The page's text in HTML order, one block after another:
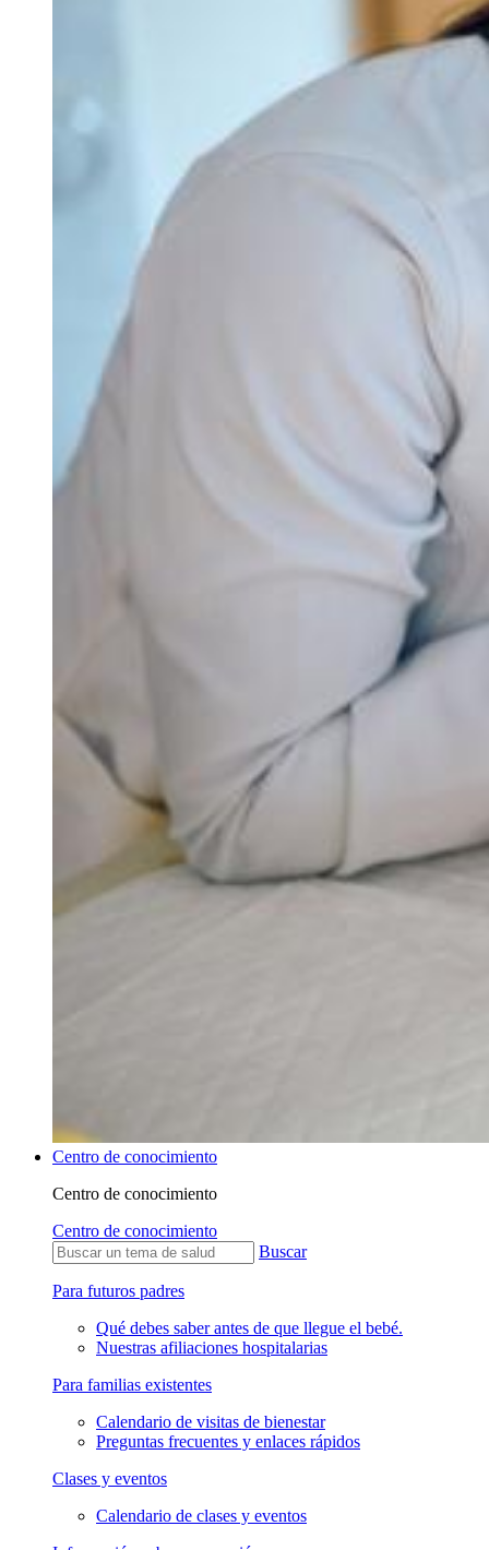
Centro de conocimiento
Centro de conocimiento
Centro de conocimiento
Buscar
Para futuros padres
Qué debes saber antes de que llegue el bebé.
Nuestras afiliaciones hospitalarias
Para familias existentes
Calendario de visitas de bienestar
Preguntas frecuentes y enlaces rápidos
Clases y eventos
Calendario de clases y eventos